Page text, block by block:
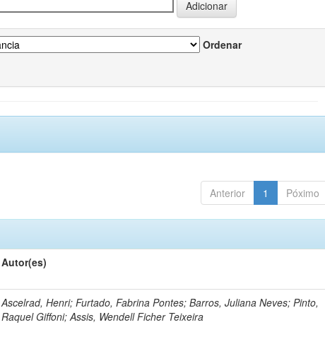
Ordenar
Anterior 1 Póximo
Autor(es)
Ascelrad, Henri; Furtado, Fabrina Pontes; Barros, Juliana Neves; Pinto,
Raquel Giffoni; Assis, Wendell Ficher Teixeira